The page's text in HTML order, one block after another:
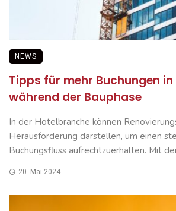
NEWS
Tipps für mehr Buchungen in
während der Bauphase
In der Hotelbranche können
Herausforderung darstellen, um einen
Buchungsfluss aufrechtzuerhalten. Mit
20. Mai 2024